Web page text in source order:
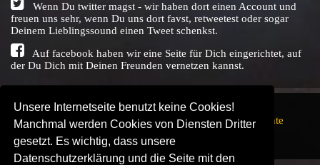
Unsere Internetseite benutzt keine Cookies!
Manchmal werden Cookies von Diensten Dritter
gesetzt. Es wichtig, dass unsere
Datenschutzerklärung und die Seite mit den
Wenn Du twitter magst - wir haben dort einen Account und
freuen uns sehr, wenn Du uns dort favst, retweetest oder sogar
Deinem Lieblingssound einen Tweet schenkst.
Auf facebook haben wir eine Seite für Dich eingerichtet, auf
der Du Dich mit Deinen Freunden vernetzen kannst.
Copyright © Audio Union GbR, 1999 - 2026,Nutzungsrechte
SENDEPLATZ ↗